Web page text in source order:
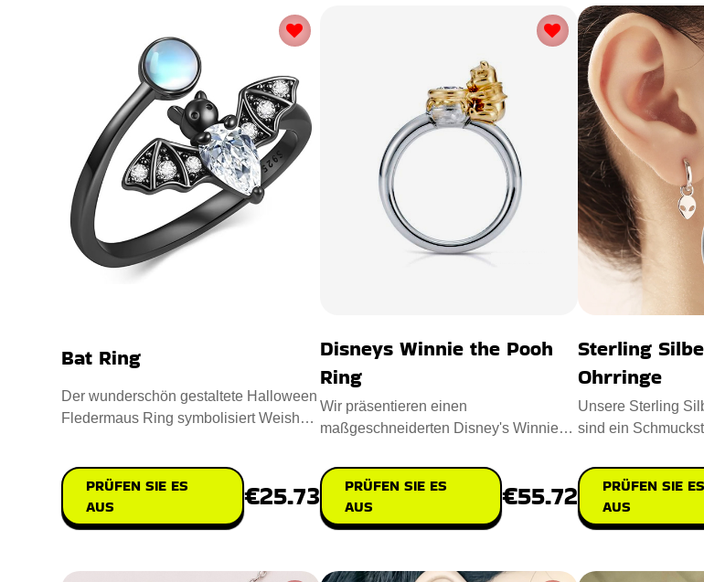
Bat Ring
Der wunderschön gestaltete Halloween
Fledermaus Ring symbolisiert Weisheit,
PRÜFEN SIE ES
AUS
€25.73
Disneys Winnie the Pooh
Ring
Wir präsentieren einen
maßgeschneiderten Disney's Winnie
schö
PRÜFEN SIE ES
AUS
€55.72
Sterling
Ohrringe
Unsere Sterling
sind ein
PRÜFEN SIE ES
AUS